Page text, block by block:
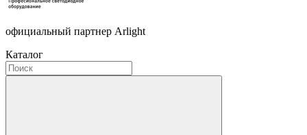
официальный партнер Arlight
Каталог